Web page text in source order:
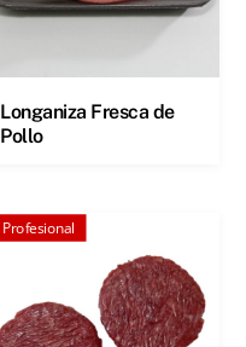
Longaniza Fresca de
Pollo
Profesional